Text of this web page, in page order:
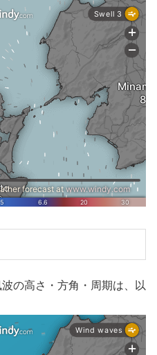
の高さ・方角・周期は、以